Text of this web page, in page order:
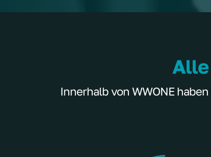
Alle
Innerhalb von WWONE